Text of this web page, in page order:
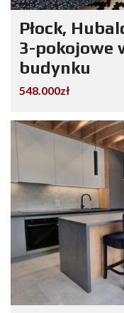
Płock,
3-pokojowe
budynku
548.000zł